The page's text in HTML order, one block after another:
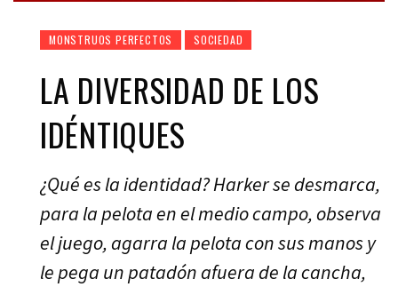
MONSTRUOS PERFECTOS SOCIEDAD
LA DIVERSIDAD DE LOS
IDÉNTIQUES
¿Qué es la identidad? Harker se desmarca,
para la pelota en el medio campo, observa
el juego, agarra la pelota con sus manos y
le pega un patadón afuera de la cancha,